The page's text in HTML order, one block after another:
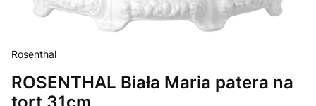
Rosenthal
ROSENTHAL Biała Maria patera na